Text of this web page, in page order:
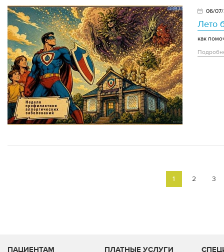
06/
Лето
как
1 2 3
ПАЦИЕНТАМ ПЛАТНЫЕ УСЛУГИ